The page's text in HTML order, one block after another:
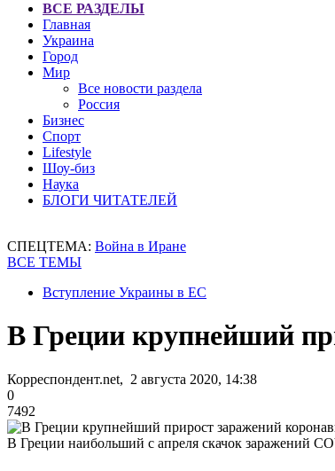
ВСЕ РАЗДЕЛЫ
Главная
Украина
Город
Мир
Все новости раздела
Россия
Бизнес
Спорт
Lifestyle
Шоу-биз
Наука
БЛОГИ ЧИТАТЕЛЕЙ
СПЕЦТЕМА: Война в Иране
ВСЕ ТЕМЫ
Вступление Украины в ЕС
В Греции крупнейший
Корреспондент.net, 2 августа 2020, 14:38
0
7492
В Греции наибольший с апреля скачок заражений